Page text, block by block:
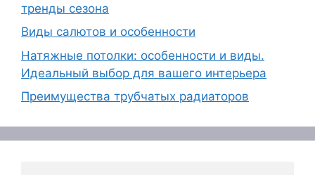
тренды сезона
Виды салютов и особенности
Натяжные потолки: особенности и виды.
Идеальный выбор для вашего интерьера
Преимущества трубчатых радиаторов